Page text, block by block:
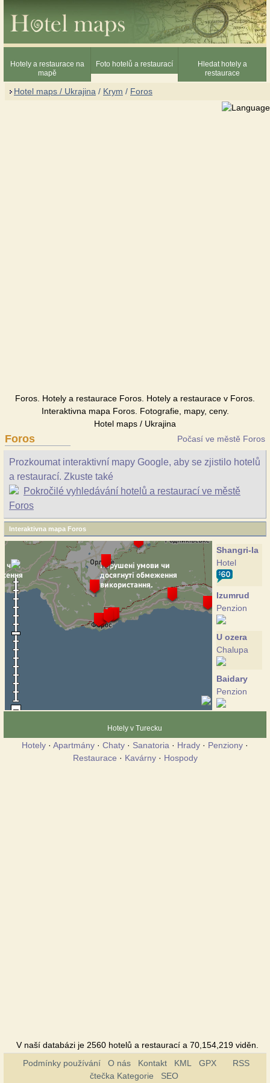
Hotely a restaurace na
mapě
Foto hotelů a restaurací
Hledat hotely a
restaurace
Hotel maps / Ukrajina / Krym / Foros
Foros. Hotely a restaurace Foros. Hotely a restaurace v Foros.
Interaktivna mapa Foros. Fotografie, mapy, ceny.
Hotel maps / Ukrajina
Foros Počasí ve městě Foros
Prozkoumat interaktivní mapy Google, aby se zjistilo hotelů
a restaurací. Zkuste také
Pokročilé vyhledávání hotelů a restaurací ve městě
Foros
Interaktivna mapa Foros
Shangri-la
Hotel
Izumrud
Penzion
U ozera
Chalupa
Baidary
Penzion
Hotel
Hotely v Turecku
Hotely · Apartmány · Chaty · Sanatoria · Hrady · Penziony ·
Restaurace · Kavárny· Hospody
V naší databázi je 2560 hotelů a restaurací a 70,154,219 viděn.
Podmínky používání
O nás Kontakt KML GPX
RSS
čtečka Kategorie
SEO